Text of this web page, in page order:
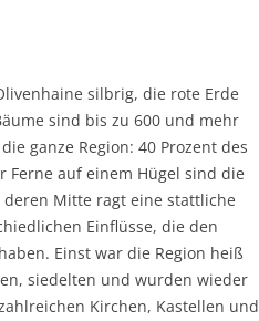
silbrig, die rote Erde
sind bis zu 600 und mehr
ganze Region: 40 Prozent des
Ferne auf einem Hügel sind die
Mitte ragt eine stattliche
Einflüsse, die den
Einst war die Region heiß
siedelten und wurden wieder
Kirchen, Kastellen und